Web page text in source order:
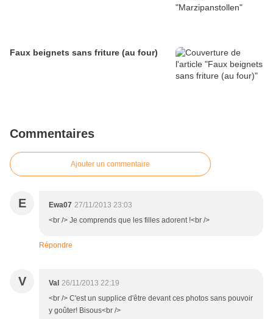
Faux beignets sans friture (au four)
Commentaires
Ajouter un commentaire
E Ewa07 27/11/2013 23:03
<br /> Je comprends que les filles adorent !<br />
Répondre
V Val 26/11/2013 22:19
<br /> C'est un supplice d'être devant ces photos sans pouvoir
y goûter! Bisous<br />